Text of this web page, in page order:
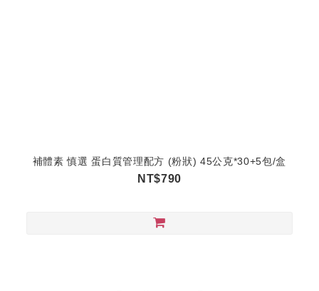
補體素 慎選 蛋白質管理配方 (粉狀) 45公克*30+5包/盒
NT$790